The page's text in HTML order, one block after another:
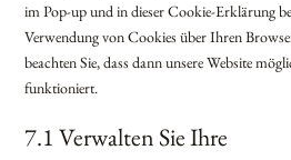
im Pop-up und in dieser Cookie-Erklärung
Verwendung von Cookies über Ihren
beachten Sie, dass dann unsere Website
funktioniert.
7.1 Verwalten Sie Ihre